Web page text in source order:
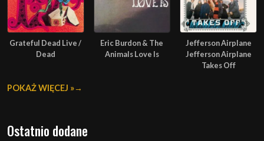
Grateful Dead Live /
Dead
Eric Burdon & The
Animals Love Is
Jefferson Airplane
Jefferson Airplane
Takes Off
POKAŻ WIĘCEJ »
Ostatnio dodane